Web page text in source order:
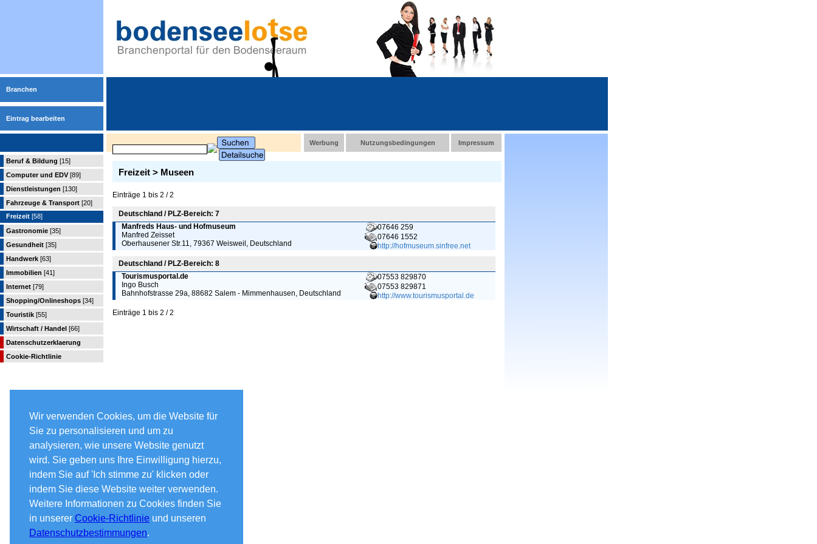
Wir verwenden Cookies, um die Website für
Sie zu personalisieren und um zu
analysieren, wie unsere Website genutzt
wird. Sie geben uns Ihre Einwilligung hierzu,
indem Sie auf 'Ich stimme zu' klicken oder
indem Sie diese Website weiter verwenden.
Weitere Informationen zu Cookies finden Sie
in unserer Cookie-Richtlinie und unseren
Datenschutzbestimmungen.
Branchen
Eintrag bearbeiten
Werbung Nutzungsbedingungen Impressum
Beruf & Bildung [15]
Computer und EDV [89]
Dienstleistungen [130]
Fahrzeuge & Transport [20]
Freizeit [58]
Gastronomie [35]
Gesundheit [35]
Handwerk [63]
Immobilien [41]
Internet [79]
Shopping/Onlineshops [34]
Touristik [55]
Wirtschaft / Handel [66]
Datenschutzerklaerung
Cookie-Richtlinie
Freizeit > Museen
Einträge 1 bis 2 / 2
Deutschland / PLZ-Bereich: 7
Manfreds Haus- und Hofmuseum
Manfred Zeisset
Oberhausener Str.11, 79367 Weisweil, Deutschland
07646 259
07646 1552
http://hofmuseum.sinfree.net
Deutschland / PLZ-Bereich: 8
Tourismusportal.de
Ingo Busch
Bahnhofstrasse 29a, 88682 Salem - Mimmenhausen, Deutschland
07553 829870
07553 829871
http://www.tourismusportal.de
Einträge 1 bis 2 / 2